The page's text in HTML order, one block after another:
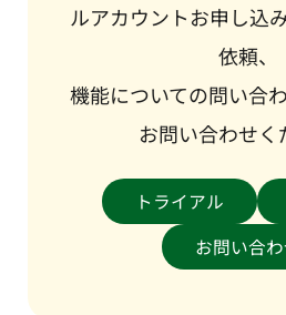
ルアカウントお申し込
依頼、
機能についての問い合
お問い合わせく
トライアル
お問い合